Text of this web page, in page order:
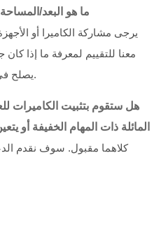
ما هو البعد/
يرجى مشاركة الكاميرا أو
يصلح في إطار العلب الموضعي المائل.
هل ستقوم بتثبيت الكاميرات
المائلة ذات المهام الخفيفة أو
كلاهما مقبول. سوف نقدم